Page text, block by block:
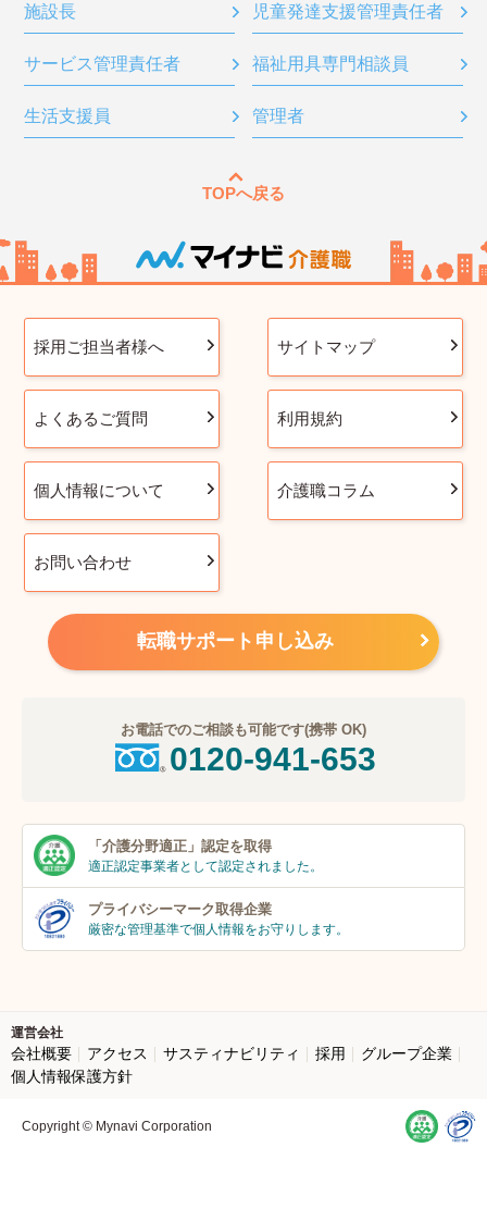
施設長 児童発達支援管理責任者
サービス管理責任者 福祉用具専門相談員
生活支援員 管理者
TOPへ戻る
採用ご担当者様へ サイトマップ
よくあるご質問 利用規約
個人情報について 介護職コラム
お問い合わせ
転職サポート申し込み
お電話でのご相談も可能です(携帯 OK)
0120-941-653
「介護分野適正」 認定を取得
適正認定事業者として認定されました。
プライバシーマーク取得企業
厳密な管理基準で個人情報をお守りします。
運営会社
会社概要 アクセス サスティナビリティ 採用
グループ企業
個人情報保護方針
Copyright © Mynavi Corporation